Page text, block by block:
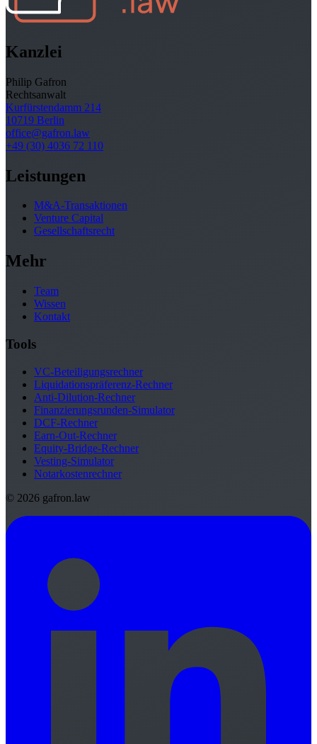
Kanzlei
Philip Gafron
Rechtsanwalt
Kurfürstendamm 214
10719 Berlin
office@gafron.law
+49 (30) 4036 72 110
Leistungen
M&A-Transaktionen
Venture Capital
Gesellschaftsrecht
Mehr
Team
Wissen
Kontakt
Tools
VC-Beteiligungsrechner
Liquidationspräferenz-Rechner
Anti-Dilution-Rechner
Finanzierungsrunden-Simulator
DCF-Rechner
Earn-Out-Rechner
Equity-Bridge-Rechner
Vesting-Simulator
Notarkostenrechner
© 2026 gafron.law